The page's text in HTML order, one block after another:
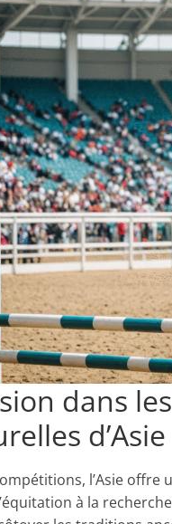
dans
d’Asie
l’Asie offre
à la